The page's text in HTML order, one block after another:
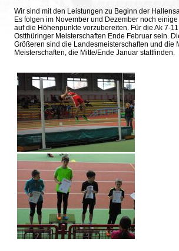
Wir sind mit den Leistungen zu Beginn der
Es folgen im November und Dezember noch
auf die Höhenpunkte vorzubereiten. Für die Ak 7-
Ostthüringer Meisterschaften Ende Februar sein.
Größeren sind die Landesmeisterschaften und die
Meisterschaften, die Mitte/Ende Januar stattfinden.